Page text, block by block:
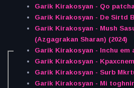
Garik Kirakosyan - Qo
Garik Kirakosyan - De Sirtd
Garik Kirakosyan - Mush
(Azgagrakan Sharan) (2024)
Garik Kirakosyan - Inchu em
Garik Kirakosyan - Kpaxcnem
Garik Kirakosyan - Surb
Garik Kirakosyan - Mi